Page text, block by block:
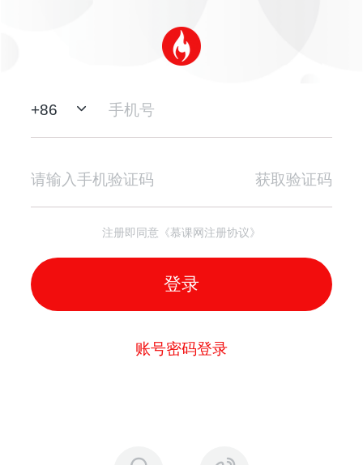
+86
获取验证码
注册即同意《慕课网注册协议》
登录
账号密码登录